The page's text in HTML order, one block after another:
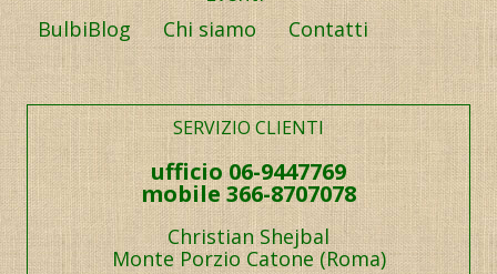
BulbiBlog
Chi siamo Contatti
SERVIZIO CLIENTI
ufficio 06-9447769
mobile 366-8707078
Christian Shejbal
Monte Porzio Catone (Roma)